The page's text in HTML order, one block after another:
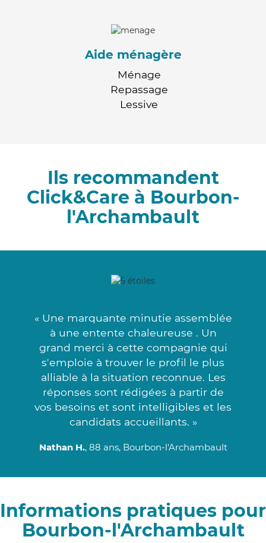
Aide ménagère
Ménage
Repassage
Lessive
Ils recommandent
Click&Care à Bourbon-
l'Archambault
« Une marquante minutie assemblée
à une entente chaleureuse . Un
grand merci à cette compagnie qui
s'emploie à trouver le profil le plus
alliable à la situation reconnue. Les
réponses sont rédigées à partir de
vos besoins et sont intelligibles et les
candidats accueillants. »
Nathan H., 88 ans, Bourbon-l'Archambault
Informations pratiques pour
Bourbon-l'Archambault